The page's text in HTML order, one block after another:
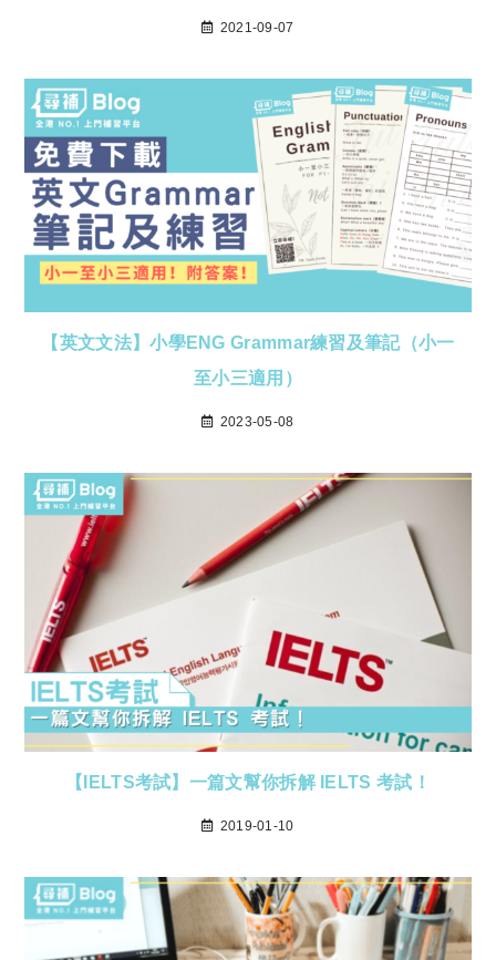
2021-09-07
【英文文法】小學ENG Grammar練習及筆記（小一
至小三適用）
2023-05-08
【IELTS考試】一篇文幫你拆解 IELTS 考試！
2019-01-10